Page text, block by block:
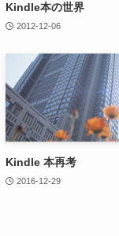
Kindle本の世界
2012-12-06
Kindle 本再考
2016-12-29